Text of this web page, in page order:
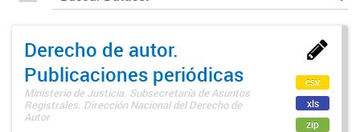
Derecho de autor.
Publicaciones periódicas
Ministerio de Justicia. Subsecretaría de Asuntos
Registrales. Dirección Nacional del Derecho de
Autor
csv
xls
zip